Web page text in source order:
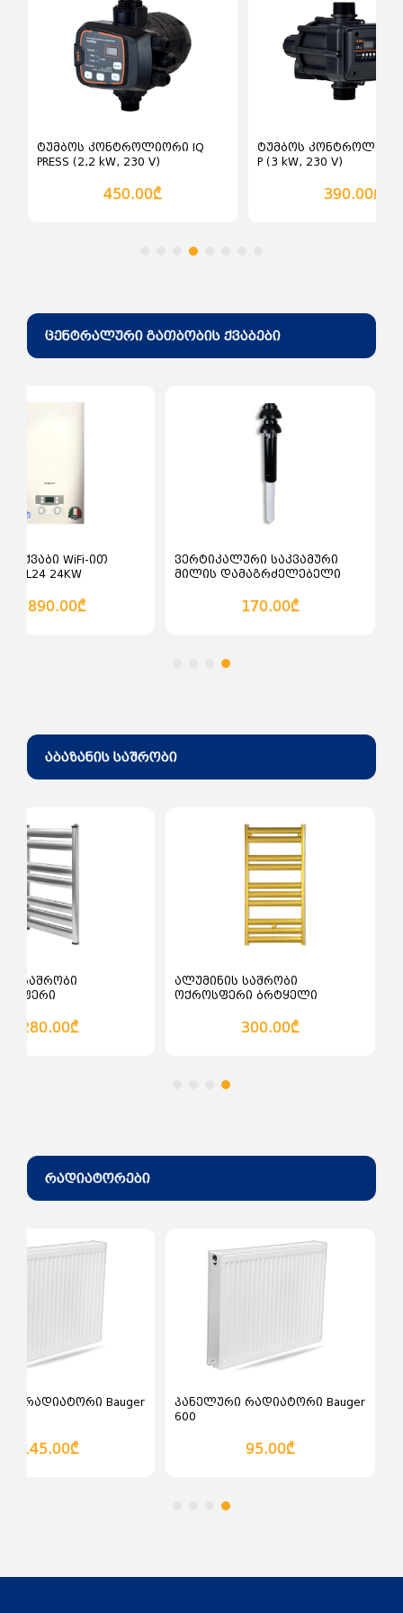
ცირკული ხერხი
სხვადასხვა ელექტრო ინსტრუმენტები
ძაბვის ჩამრთველები და
ღილაკები ინდუსტრიული
ჩამრთველ გამომრთველები
ძაბვის მცველები
დროსელი ელექტრონული
როზეტი (შტეფცელი)
როზეტები და ჩამრთველები
ინდუსტრიული
დროსელი ელექტრო
ტუმბოს კონტროლიორი IQ
PRESS (2,2 kW, 230 V)
450.00₾
ტუმბოს კონტროლიორი
P (3 kW, 230 V)
390.00₾
ცენტრალური გათბობის ქვაბები
ქვაბი WiFi-ით
DL24 24KW
1,890.00₾
დამატება
ვერტიკალური საკვამური
მილის დამაგრძელებელი
170.00₾
კალათაში დამატება
აბაზანის საშრობი
საშრობი
280.00₾
ალუმინის საშრობი
ოქროსფერი ბრტყელი
300.00₾
რადიატორები
რადიატორი Bauger
145.00₾
პანელური რადიატორი Bauger
600
95.00₾